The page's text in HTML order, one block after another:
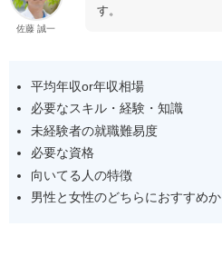
60歳におすすめの転職相談先
年収1,000万円以上の仕事
年収800万円台の仕事
年収700万円台の仕事
年収600万円台の仕事
年収500万円台の仕事
佐藤 誠一
す。
平均年収or年収相場
必要なスキル・経験・知識
未経験者の就職難易度
必要な資格
向いてる人の特徴
男性と女性のどちらにおすすめか